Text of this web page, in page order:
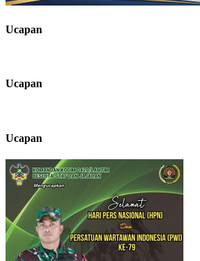
Ucapan
Ucapan
Ucapan